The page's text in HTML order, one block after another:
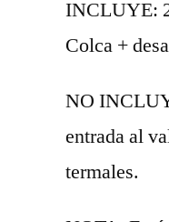
INCLUYE:
Colca +
NO
entrada al
termales.